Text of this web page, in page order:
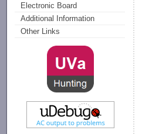
Electronic Board
Additional Information
Other Links